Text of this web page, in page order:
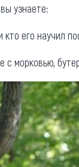
узнаете:
его научил
с морковью,